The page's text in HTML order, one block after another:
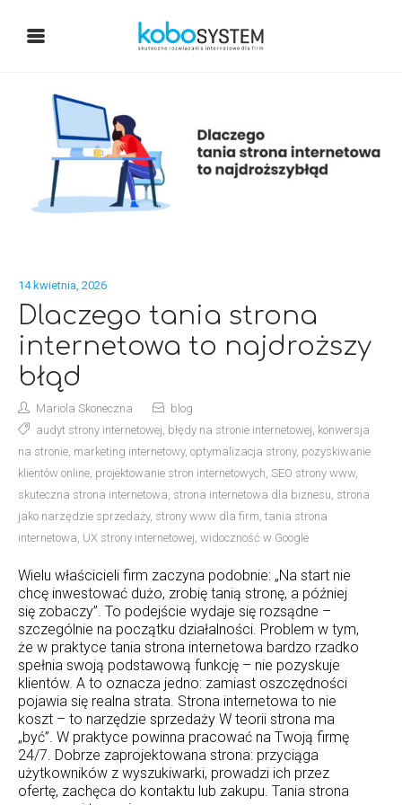
14 kwietnia, 2026
Dlaczego tania strona
internetowa to najdroższy
błąd
Mariola Skoneczna
blog
audyt strony internetowej, błędy na stronie internetowej, konwersja
na stronie, marketing internetowy, optymalizacja strony, pozyskiwanie
klientów online, projektowanie stron internetowych, SEO strony www,
skuteczna strona internetowa, strona internetowa dla biznesu, strona
jako narzędzie sprzedaży, strony www dla firm, tania strona
internetowa, UX strony internetowej, widoczność w Google
Wielu właścicieli firm zaczyna podobnie: „Na start nie
chcę inwestować dużo, zrobię tanią stronę, a później
się zobaczy”. To podejście wydaje się rozsądne –
szczególnie na początku działalności. Problem w tym,
że w praktyce tania strona internetowa bardzo rzadko
spełnia swoją podstawową funkcję – nie pozyskuje
klientów. A to oznacza jedno: zamiast oszczędności
pojawia się realna strata. Strona internetowa to nie
koszt – to narzędzie sprzedaży W teorii strona ma
„być”. W praktyce powinna pracować na Twoją firmę
24/7. Dobrze zaprojektowana strona: przyciąga
użytkowników z wyszukiwarki, prowadzi ich przez
ofertę, zachęca do kontaktu lub zakupu. Tania strona